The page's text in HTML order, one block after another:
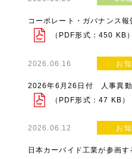
コーポレート・ガバナンス報
（PDF形式：450 KB）
2026.06.16 お
2026年6月26日付 人事異動
（PDF形式：47 KB）
2026.06.12 お
日本カーバイド工業が参画